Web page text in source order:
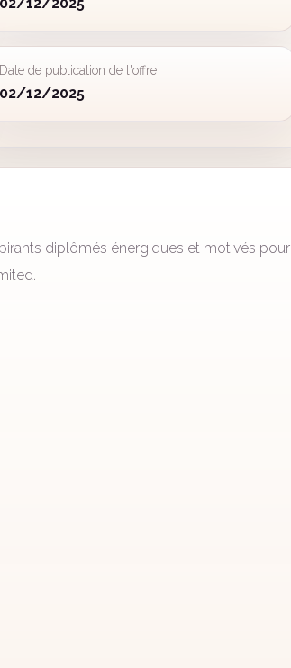
Date de publication de l'offre
02/12/2025
diplômés énergiques et motivés pour